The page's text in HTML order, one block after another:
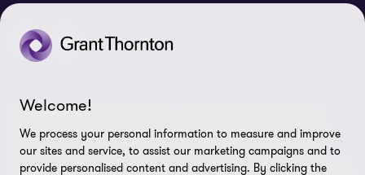
Location
© 2026 Grant Thornton Bonaire - Alle rechten voorbehouden.
“Grant Thornton” verwijst naar het merk waaronder de Grant
Thornton member firms assurance-, tax- en advisorydiensten
leveren aan hun cliënten en/of verwijst, afhankelijk van de context,
Welcome!
We process your personal information to measure and improve
our sites and service, to assist our marketing campaigns and to
provide personalised content and advertising. By clicking the